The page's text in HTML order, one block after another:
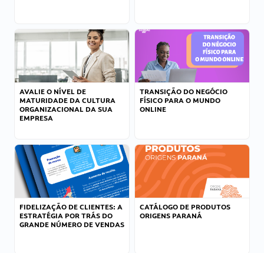
AVALIE O NÍVEL DE
MATURIDADE DA CULTURA
ORGANIZACIONAL DA SUA
EMPRESA
TRANSIÇÃO DO NEGÓCIO
FÍSICO PARA O MUNDO
ONLINE
FIDELIZAÇÃO DE CLIENTES: A
ESTRATÉGIA POR TRÁS DO
GRANDE NÚMERO DE VENDAS
CATÁLOGO DE PRODUTOS
ORIGENS PARANÁ